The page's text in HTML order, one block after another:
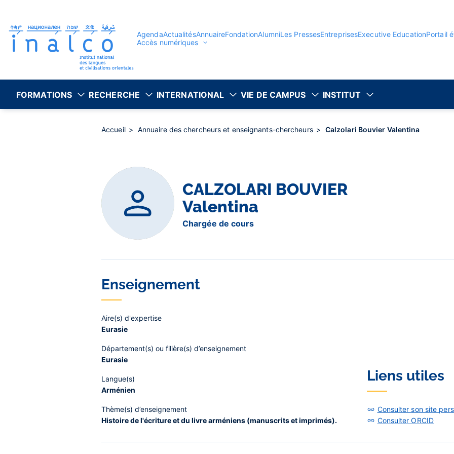
principal
AgendaActualitésAnnuaireFondationAlumniLes PressesEntreprisesExecutive EducationPortail
Accès numériques
FORMATIONS RECHERCHE INTERNATIONAL VIE DE CAMPUS INSTITUT
Accueil Annuaire des chercheurs et enseignants-chercheurs Calzolari Bouvier Valentina
CALZOLARI BOUVIER
Valentina
Chargée de cours
Enseignement
Aire(s) d'expertise
Eurasie
Département(s) ou filière(s) d’enseignement
Eurasie
Langue(s)
Arménien
Thème(s) d’enseignement
Histoire de l'écriture et du livre arméniens (manuscrits et imprimés).
Liens utiles
Consulter son site
Consulter ORCID